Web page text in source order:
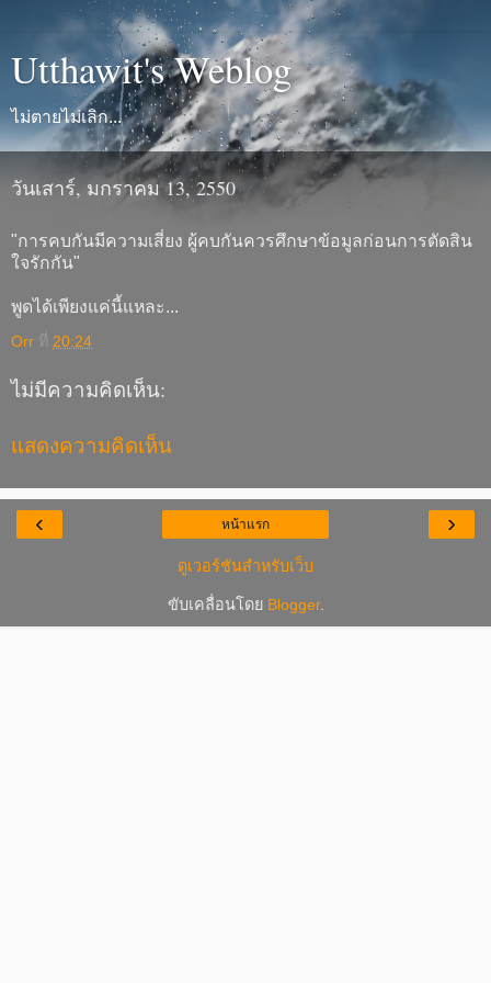
Utthawit's Weblog
ไม่ตายไม่เลิก...
วันเสาร์, มกราคม 13, 2550
"การคบกันมีความเสี่ยง ผู้คบกันควรศึกษาข้อมูลก่อนการตัดสิน
ใจรักกัน"
พูดได้เพียงแค่นี้แหละ...
Orr ที่ 20:24
ไม่มีความคิดเห็น:
แสดงความคิดเห็น
‹ ›
หน้าแรก
ดูเวอร์ชันสำหรับเว็บ
ขับเคลื่อนโดย Blogger.